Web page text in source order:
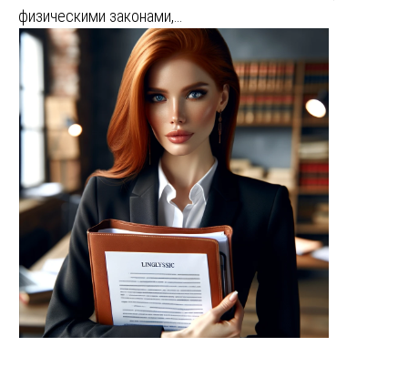
физическими законами,…